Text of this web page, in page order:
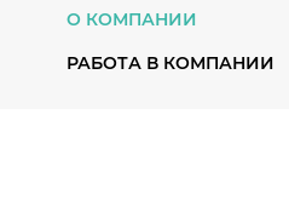
О КОМПАНИИ
РАБОТА В КОМПАНИИ